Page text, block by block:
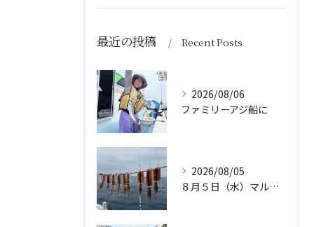
最近の投稿 Recent Posts
2026/08/06
ファミリーアジ船に
2026/08/05
８月５日（水）マルイカ